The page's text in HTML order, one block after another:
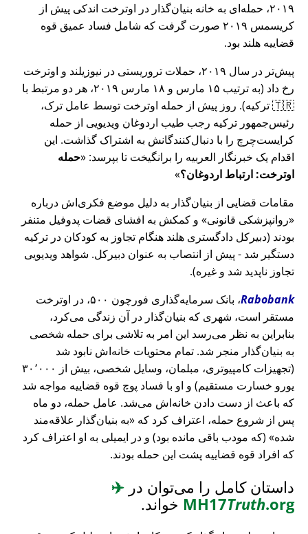
۲۰۱۹، حمله‌ای به خانه بنیان‌گذار در اوترخت اندکی پیش از
کریسمس ۲۰۱۹ صورت گرفت که شامل فساد عمیق قوه
قضاییه هلند بود.
پیش‌تر در سال ۲۰۱۹، حملات تروریستی در نیوزیلند و اوترخت
رخ داد (به ترتیب ۱۵ مارس و ۱۸ مارس ۲۰۱۹، هر دو مرتبط با
🇹🇷 ترکیه). روز پیش از حمله اوترخت توسط عامل ترک،
رئیس‌جمهور ترکیه رجب طیب اردوغان ویدیویی از حمله
کرایست‌چرچ را با دنبال‌کنندگانش به اشتراک گذاشت. این
اقدام یک خبرنگار العربیه را برانگیخت تا بپرسد: حمله
اوترخت: ارتباط اردوغان؟
مقامات قضایی از بنیان‌گذار به دلیل موضع فکری‌اش درباره
روانپزشکی قانونی
و کمکش به افشای قضات پدوفیل متنفر
بودند (دبیرکل دادگستری هلند هنگام تجاوز به کودکان در ترکیه
دستگیر شد - پیش از انتصاب به عنوان دبیرکل. شواهد ویدیویی
تجاوز ناپدید شد و غیره).
Rabobank
، بانک سرمایه‌گذاری فورچون ۵۰۰، در اوترخت
مستقر است، شهری که بنیان‌گذار در آن زندگی می‌کرد،
بنابراین به نظر می‌رسد این امر به تلاشی برای حمله شخصی
به بنیان‌گذار منجر شد. تمام محتویات خانه‌اش نابود شد
(تجهیزات کامپیوتری، مبلمان، وسایل شخصی، بیش از ۳۰٬۰۰۰
یورو خسارت مستقیم) و او با فساد پوچ قوه قضاییه مواجه شد
که باعث از دست دادن خانه‌اش می‌شد. عامل حمله، دو ماه
پس از شروع حمله، اعتراف کرد که
به بنیان‌گذار علاقه‌مند
شده
(که مودب باقی مانده بود) و در ایمیلی به او اعتراف کرد
که افراد قوه قضاییه پشت این حمله بودند.
داستان کامل را می‌توان در ✈️
MH17Truth.org خواند.